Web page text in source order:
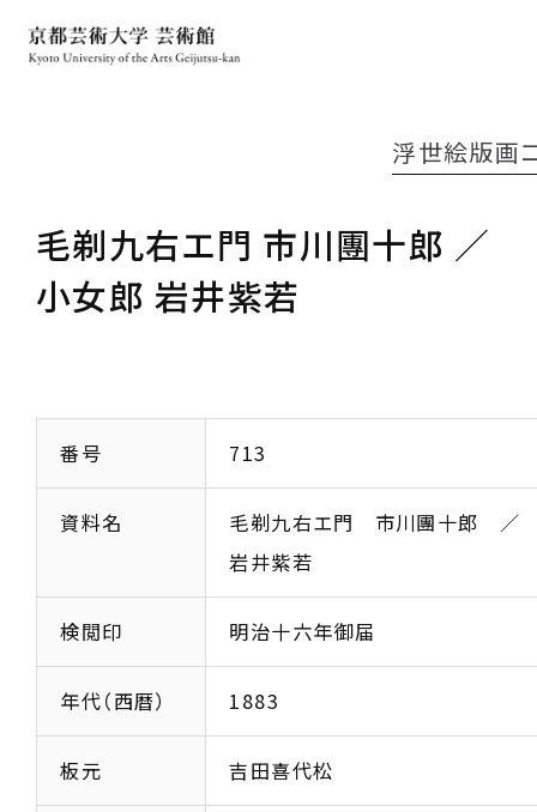
毛剃九右エ門 市川團十郎 ／
小女郎 岩井紫若
浮世絵版画
番号 713
資料名
毛剃九右エ門 市川團十郎
岩井紫若
検閲印 明治十六年御届
年代（西暦） 1883
板元 吉田喜代松